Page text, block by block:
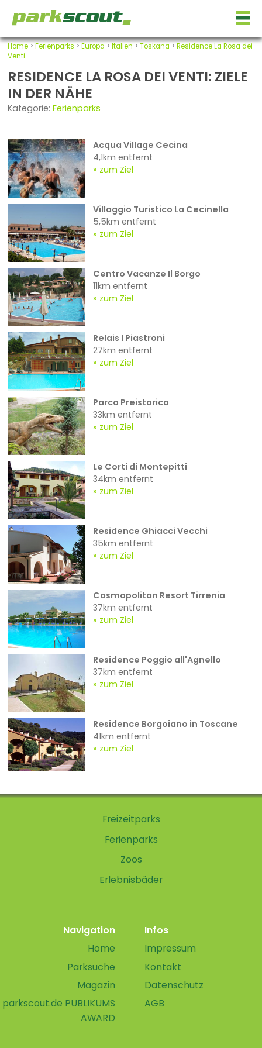
Home> Ferienparks > Europa > Italien > Toskana > Residence La Rosa dei
Venti
RESIDENCE LA ROSA DEI VENTI: ZIELE
IN DER NÄHE
Kategorie: Ferienparks
Acqua Village Cecina
4,1km entfernt
zum Ziel
Villaggio Turistico La Cecinella
5,5km entfernt
zum Ziel
Centro Vacanze Il Borgo
11km entfernt
zum Ziel
Relais I Piastroni
27km entfernt
zum Ziel
Parco Preistorico
33km entfernt
zum Ziel
Le Corti di Montepitti
34km entfernt
zum Ziel
Residence Ghiacci Vecchi
35km entfernt
zum Ziel
Cosmopolitan Resort Tirrenia
37km entfernt
zum Ziel
Residence Poggio all'Agnello
37km entfernt
zum Ziel
Residence Borgoiano in Toscane
41km entfernt
zum Ziel
Freizeitparks
Ferienparks
Zoos
Erlebnisbäder
Navigation
Home
Parksuche
Magazin
parkscout.de PUBLIKUMS
AWARD
Infos
Impressum
Kontakt
Datenschutz
AGB